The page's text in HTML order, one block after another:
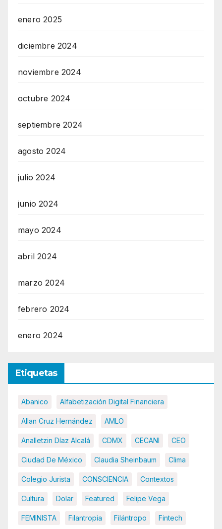
enero 2025
diciembre 2024
noviembre 2024
octubre 2024
septiembre 2024
agosto 2024
julio 2024
junio 2024
mayo 2024
abril 2024
marzo 2024
febrero 2024
enero 2024
Etiquetas
Abanico Alfabetización Digital Financiera
Allan Cruz Hernández AMLO
Analletzin Díaz Alcalá CDMX CECANI CEO
Ciudad De México Claudia Sheinbaum Clima
Colegio Jurista CONSCIENCIA Contextos
Cultura Dolar Featured Felipe Vega
FEMINISTA Filantropia Filántropo Fintech